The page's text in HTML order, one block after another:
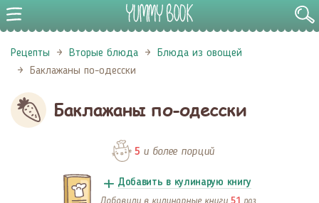
Рецепты Вторые блюда
Блюда из овощей
Баклажаны по-одесски
Баклажаны по-одесски
5 и более порций
Добавить в кулинарую книгу
Добавили в кулинарные книги 51 раз